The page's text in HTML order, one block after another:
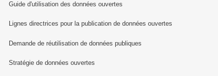
Guide d'utilisation des données ouvertes
Lignes directrices pour la publication de données ouvertes
Demande de réutilisation de données publiques
Stratégie de données ouvertes